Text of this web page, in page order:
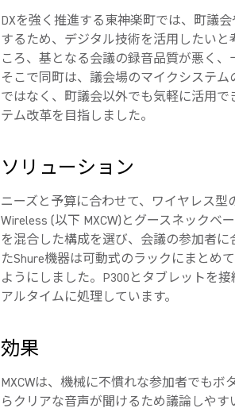
DXを強く推進する東神楽町では、町議
するため、デジタル技術を活用したい
ころ、基となる会議の録音品質が悪く、
そこで同町は、議会場のマイクシステ
ではなく、町議会以外でも気軽に活用
テム改革を目指しました。
ソリューション
ニーズと予算に合わせて、ワイヤレス型
Wireless (以下 MXCW)とグースネックベ
を混合した構成を選び、会議の参加者
たShure機器は可動式のラックにまとめ
ようにしました。P300とタブレットを
アルタイムに処理しています。
効果
MXCWは、機械に不慣れな参加者でも
らクリアな音声が聞けるため議論しや